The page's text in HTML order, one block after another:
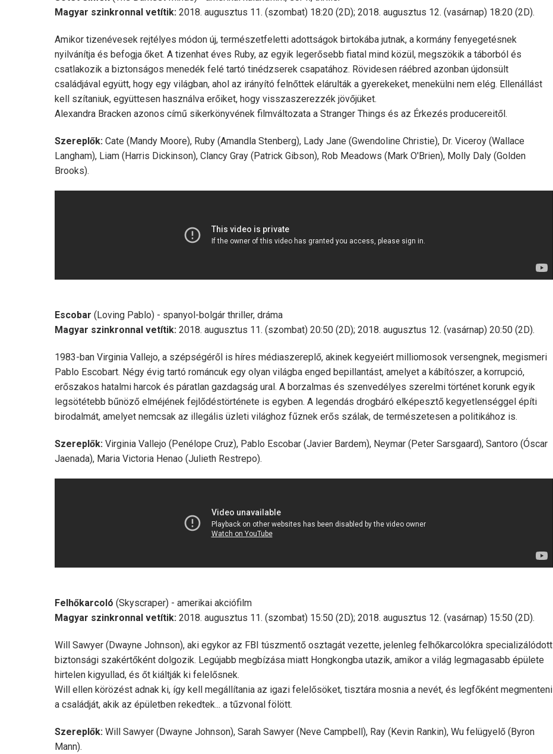
Magyar szinkronnal vetítik:2018. augusztus 11. (szombat) 18:20 (2D); 2018. augusztus 12. (vasárnap) 18:20 (2D).
Amikor tizenévesek rejtélyes módon új, természetfeletti adottságok birtokába jutnak, a kormány fenyegetésnek
nyilvánítja és befogja őket. A tizenhat éves Ruby, az egyik legerősebb fiatal mind közül, megszökik a táborból és
csatlakozik a biztonságos menedék felé tartó tinédzserek csapatához. Rövidesen ráébred azonban újdonsült
családjával együtt, hogy egy világban, ahol az irányító felnőttek elárulták a gyerekeket, menekülni nem elég. Ellenállást
kell szítaniuk, együttesen használva erőiket, hogy visszaszerezzék jövőjüket.
Alexandra Bracken azonos című sikerkönyvének filmváltozata a Stranger Things és az Érkezés producereitől.
Szereplők:Cate (Mandy Moore), Ruby (Amandla Stenberg), Lady Jane (Gwendoline Christie), Dr. Viceroy (Wallace
Langham), Liam (Harris Dickinson), Clancy Gray (Patrick Gibson), Rob Meadows (Mark O'Brien), Molly Daly (Golden
Brooks).
Escobar (Loving Pablo) - spanyol-bolgár thriller, dráma
Magyar szinkronnal vetítik:2018. augusztus 11. (szombat) 20:50 (2D); 2018. augusztus 12. (vasárnap) 20:50 (2D).
1983-ban Virginia Vallejo, a szépségéről is híres médiaszereplő, akinek kegyeiért milliomosok versengnek, megismeri
Pablo Escobart. Négy évig tartó románcuk egy olyan világba enged bepillantást, amelyet a kábítószer, a korrupció,
erőszakos hatalmi harcok és páratlan gazdagság ural. A borzalmas és szenvedélyes szerelmi történet korunk egyik
legsötétebb bűnöző elméjének fejlődéstörténete is egyben. A legendás drogbáró elképesztő kegyetlenséggel építi
birodalmát, amelyet nemcsak az illegális üzleti világhoz fűznek erős szálak, de természetesen a politikához is.
Szereplők:Virginia Vallejo (Penélope Cruz), Pablo Escobar (Javier Bardem), Neymar (Peter Sarsgaard), Santoro (Óscar
Jaenada), Maria Victoria Henao (Julieth Restrepo).
Felhőkarcoló (Skyscraper) - amerikai akciófilm
Magyar szinkronnal vetítik:2018. augusztus 11. (szombat) 15:50 (2D); 2018. augusztus 12. (vasárnap) 15:50 (2D).
Will Sawyer (Dwayne Johnson), aki egykor az FBI túszmentő osztagát vezette, jelenleg felhőkarcolókra specializálódott
biztonsági szakértőként dolgozik. Legújabb megbízása miatt Hongkongba utazik, amikor a világ legmagasabb épülete
hirtelen kigyullad, és őt kiáltják ki felelősnek.
Will ellen körözést adnak ki, így kell megállítania az igazi felelősöket, tisztára mosnia a nevét, és legfőként megmenteni
a családját, akik az épületben rekedtek... a tűzvonal fölött.
Szereplők:Will Sawyer (Dwayne Johnson), Sarah Sawyer (Neve Campbell), Ray (Kevin Rankin), Wu felügyelő (Byron
Mann).